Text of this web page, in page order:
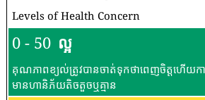
Levels of Health Concern
0 - 50 ល្អ
គុណភាពខ្យល់ត្រូវបានចាត់ទុកថាពេញចិត្តហើយក
មានហានិភ័យតិចតួចឬគ្មាន